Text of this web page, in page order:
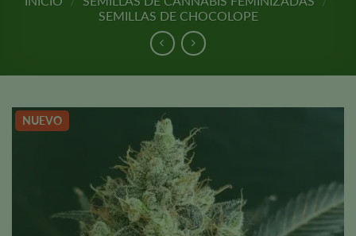
SEMILLAS DE CHOCOLOPE
NUEVO